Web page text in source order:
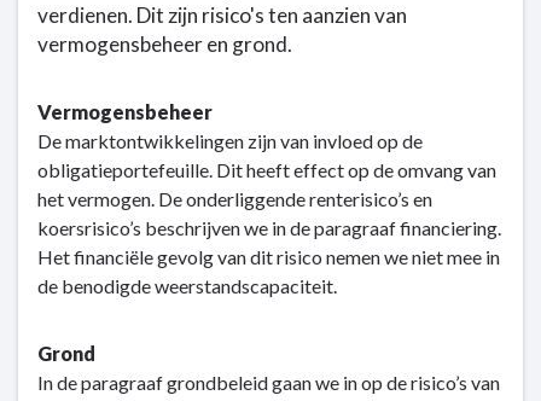
verdienen. Dit zijn risico's ten aanzien van
vermogensbeheer en grond.
Vermogensbeheer
De marktontwikkelingen zijn van invloed op de
obligatieportefeuille. Dit heeft effect op de omvang van
het vermogen. De onderliggende renterisico’s en
koersrisico’s beschrijven we in de paragraaf financiering.
Het financiële gevolg van dit risico nemen we niet mee in
de benodigde weerstandscapaciteit.
Grond
In de paragraaf grondbeleid gaan we in op de risico’s van